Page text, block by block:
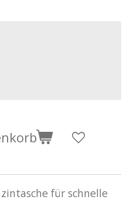
für schnelle